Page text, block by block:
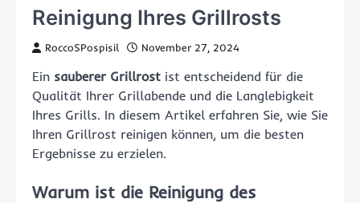
Reinigung Ihres Grillrosts
RoccoSPospisil November 27, 2024
Ein sauberer Grillrost ist entscheidend für die
Qualität Ihrer Grillabende und die Langlebigkeit
Ihres Grills. In diesem Artikel erfahren Sie, wie Sie
Ihren Grillrost reinigen können, um die besten
Ergebnisse zu erzielen.
Warum ist die Reinigung des